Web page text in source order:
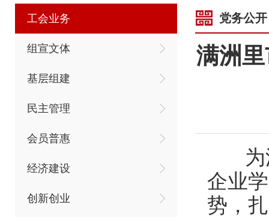
工会业务
组宣文体
基层组建
民主管理
会员普惠
经济建设
创新创业
党务公开
满洲
为深
企业
势，